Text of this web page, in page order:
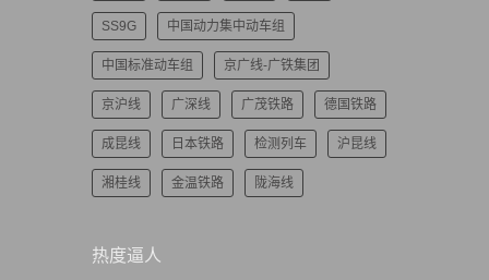
SS9G 中国动力集中动车组
中国标准动车组 京广线-广铁集团
京沪线 广深线 广茂铁路 德国铁路
成昆线 日本铁路 检测列车 沪昆线
湘桂线 金温铁路 陇海线
热度逼人